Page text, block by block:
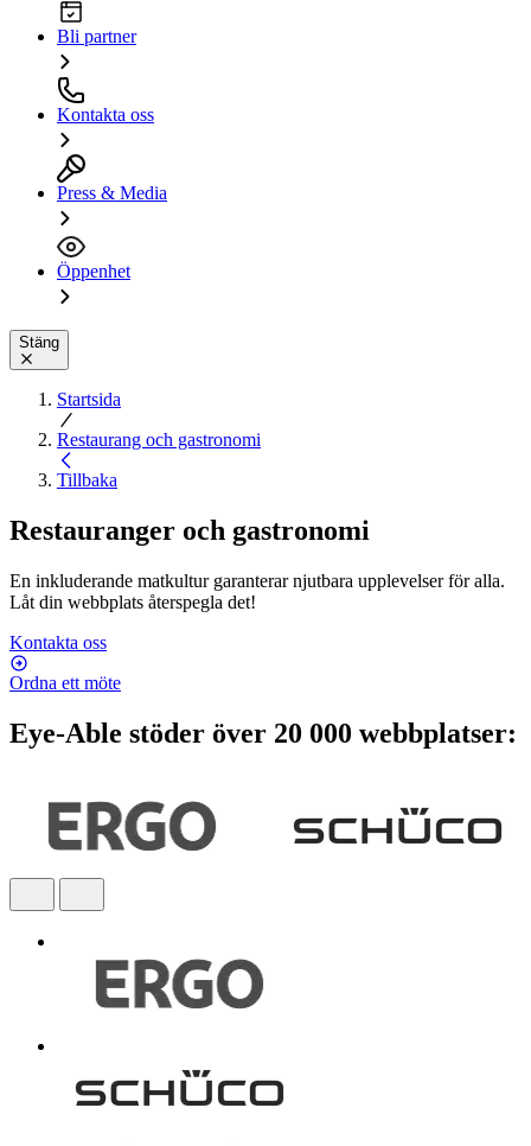
Bli partner
Kontakta oss
Press & Media
Öppenhet
Stäng
Startsida
Restaurang och gastronomi
Tillbaka
Restauranger och gastronomi
En inkluderande matkultur garanterar njutbara upplevelser för alla.
Låt din webbplats återspegla det!
Kontakta oss
Ordna ett möte
Eye-Able stöder över 20 000 webbplatser: